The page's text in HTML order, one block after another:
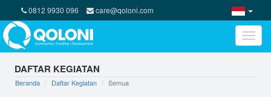
0812 9930 096 care@qoloni.com
Toggle
DAFTAR KEGIATAN
Beranda Daftar Kegiatan Semua